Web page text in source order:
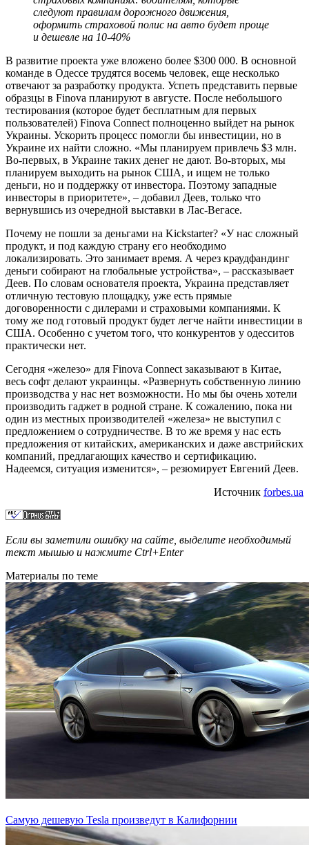
следуют правилам дорожного движения,
оформить страховой полис на авто будет проще
и дешевле на 10-40%
В развитие проекта уже вложено более $300 000. В основной
команде в Одессе трудятся восемь человек, еще несколько
отвечают за разработку продукта. Успеть представить первые
образцы в Finova планируют в августе. После небольшого
тестирования (которое будет бесплатным для первых
пользователей) Finova Connect полноценно выйдет на рынок
Украины. Ускорить процесс помогли бы инвестиции, но в
Украине их найти сложно. «Мы планируем привлечь $3 млн.
Во-первых, в Украине таких денег не дают. Во-вторых, мы
планируем выходить на рынок США, и ищем не только
деньги, но и поддержку от инвестора. Поэтому западные
инвесторы в приоритете», – добавил Деев, только что
вернувшись из очередной выставки в Лас-Вегасе.
Почему не пошли за деньгами на Kickstarter? «У нас сложный
продукт, и под каждую страну его необходимо
локализировать. Это занимает время. А через краудфандинг
деньги собирают на глобальные устройства», – рассказывает
Деев. По словам основателя проекта, Украина представляет
отличную тестовую площадку, уже есть прямые
договоренности с дилерами и страховыми компаниями. К
тому же под готовый продукт будет легче найти инвестиции в
США. Особенно с учетом того, что конкурентов у одесситов
практически нет.
Сегодня «железо» для Finova Connect заказывают в Китае,
весь софт делают украинцы. «Развернуть собственную линию
производства у нас нет возможности. Но мы бы очень хотели
производить гаджет в родной стране. К сожалению, пока ни
один из местных производителей «железа» не выступил с
предложением о сотрудничестве. В то же время у нас есть
предложения от китайских, американских и даже австрийских
компаний, предлагающих качество и сертификацию.
Надеемся, ситуация изменится», – резюмирует Евгений Деев.
Источник forbes.ua
Если вы заметили ошибку на сайте, выделите необходимый
текст мышью и нажмите Ctrl+Enter
Материалы по теме
Самую дешевую Tesla произведут в Калифорнии